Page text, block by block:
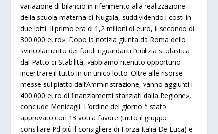
variazione di bilancio in riferimento alla realizzazione
della scuola materna di Nugola, suddividendo i costi in
due lotti. Il primo era di 1,2 milioni di euro, il secondo di
300.000 euro». Dopo la notizia giunta da Roma dello
svincolamento dei fondi riguardanti l’edilizia scolastica
dal Patto di Stabilità, «abbiamo ritenuto opportuno
incentrare il tutto in un unico lotto. Oltre alle risorse
messe sul piatto dall’Amministrazione, vanno aggiunti i
400.000 euro di finanziamenti stanziati dalla Regione»,
conclude Menicagli. L’ordine del giorno è stato
approvato con 13 voti a favore (tutto il gruppo
consiliare Pd più il consigliere di Forza Italia De Luca) e